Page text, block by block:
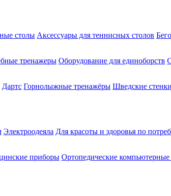
столы Аксессуары для теннисных столов
тренажеры Оборудование для единоборств
Дартс Горнолыжные тренажёры Шведские стенки
Электроодеяла Для красоты и здоровья по
приборы Ортопедические компьютерные